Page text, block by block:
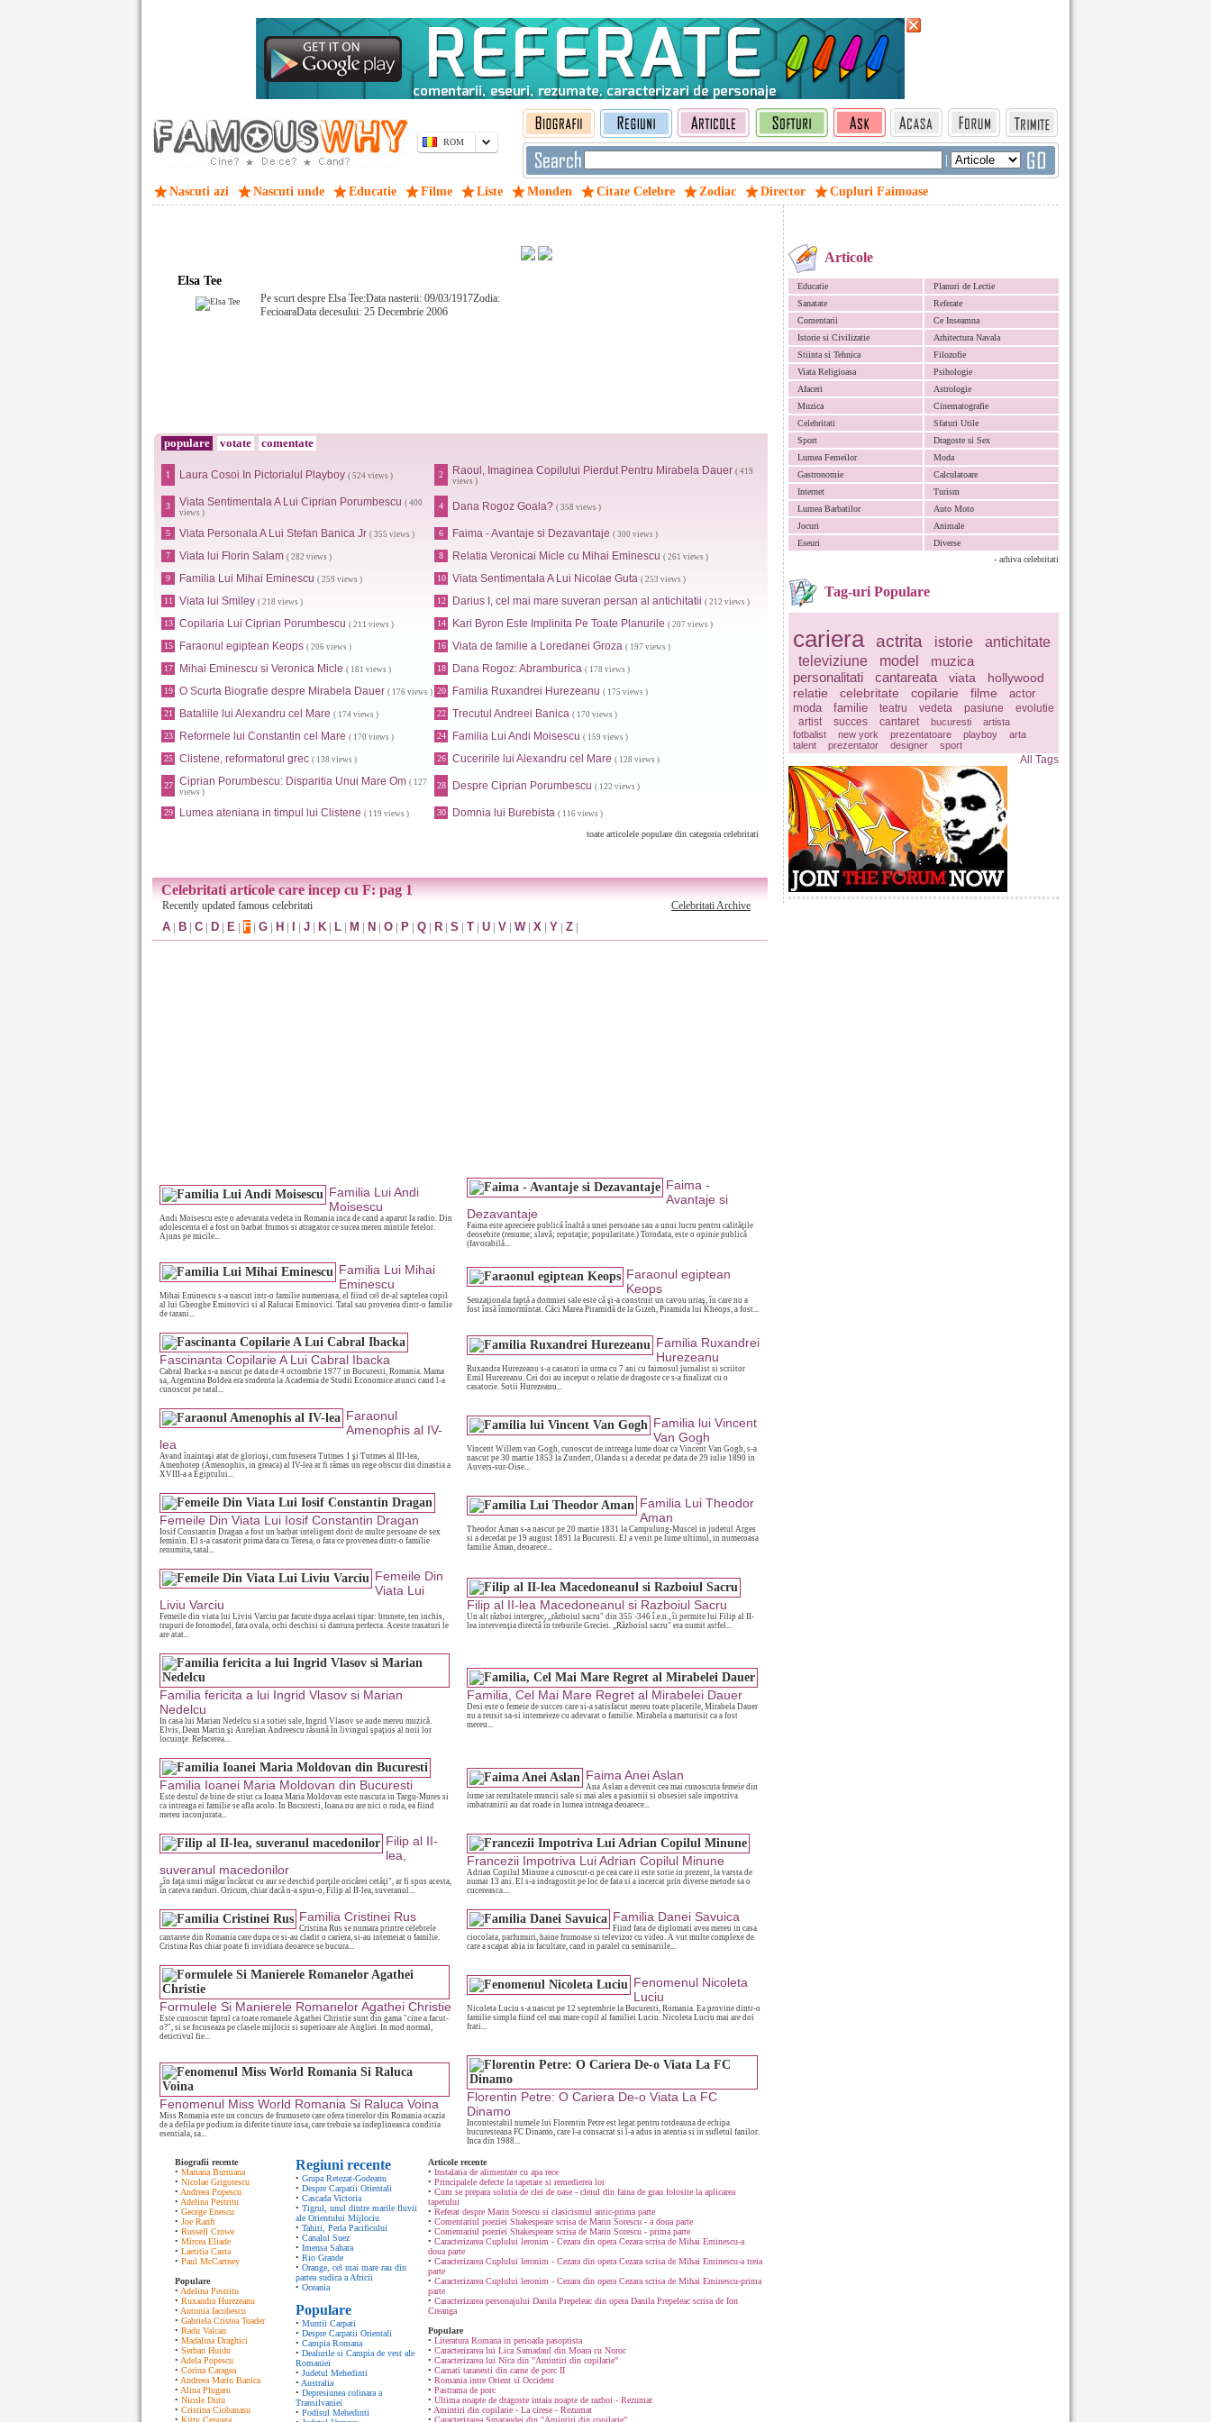
ROM
|
Nascuti azi Nascuti unde Educatie Filme Liste Monden Citate Celebre Zodiac Director Cupluri Faimoase
Articole
Educatie
Planuri de Lectie
Sanatate
Referate
Comentarii
Ce Inseamna
Istorie si Civilizatie
Arhitectura Navala
Stiinta si Tehnica
Filozofie
Viata Religioasa
Psihologie
Afaceri
Astrologie
Muzica
Cinematografie
Celebritati
Sfaturi Utile
Sport
Dragoste si Sex
Lumea Femeilor
Moda
Gastronomie
Calculatoare
Internet
Turism
Lumea Barbatilor
Auto Moto
Jocuri
Animale
Eseuri
Diverse
- arhiva celebritati
Tag-uri Populare
cariera actrita istorie
antichitate
televiziune
model
muzica
personalitati
cantareata viata
hollywood
relatie
celebritate copilarie filme
actor
moda
familie teatru vedeta pasiune
evolutie
artist
succes cantaret bucuresti
artista
fotbalist
new york prezentatoare playboy
arta
talent
prezentator designer sport
All Tags
Elsa Tee
Pe scurt despre Elsa Tee:Data nasterii: 09/03/1917Zodia:
FecioaraData decesului: 25 Decembrie 2006
populare votate comentate
1 Laura Cosoi In Pictorialul Playboy ( 524 views ) 2 Raoul, Imaginea Copilului Pierdut Pentru Mirabela Dauer ( 419
views )
3 Viata Sentimentala A Lui Ciprian Porumbescu ( 400
views )
4 Dana Rogoz Goala? ( 358 views )
5 Viata Personala A Lui Stefan Banica Jr ( 355 views ) 6 Faima - Avantaje si Dezavantaje ( 300 views )
7 Viata lui Florin Salam ( 282 views ) 8 Relatia Veronicai Micle cu Mihai Eminescu ( 261 views )
9 Familia Lui Mihai Eminescu ( 259 views ) 10 Viata Sentimentala A Lui Nicolae Guta ( 253 views )
11 Viata lui Smiley ( 218 views ) 12 Darius I, cel mai mare suveran persan al antichitatii ( 212 views )
13 Copilaria Lui Ciprian Porumbescu ( 211 views ) 14 Kari Byron Este Implinita Pe Toate Planurile ( 207 views )
15 Faraonul egiptean Keops ( 206 views ) 16 Viata de familie a Loredanei Groza ( 197 views )
17 Mihai Eminescu si Veronica Micle ( 181 views ) 18 Dana Rogoz: Abramburica ( 178 views )
19 O Scurta Biografie despre Mirabela Dauer ( 176 views ) 20 Familia Ruxandrei Hurezeanu ( 175 views )
21 Bataliile lui Alexandru cel Mare ( 174 views ) 22 Trecutul Andreei Banica ( 170 views )
23 Reformele lui Constantin cel Mare ( 170 views ) 24 Familia Lui Andi Moisescu ( 159 views )
25 Clistene, reformatorul grec ( 138 views ) 26 Cuceririle lui Alexandru cel Mare ( 128 views )
27 Ciprian Porumbescu: Disparitia Unui Mare Om ( 127
views )
28 Despre Ciprian Porumbescu ( 122 views )
29 Lumea ateniana in timpul lui Clistene ( 119 views ) 30 Domnia lui Burebista ( 116 views )
toate articolele populare din categoria celebritati
Celebritati articole care incep cu F: pag 1
Recently updated famous celebritati Celebritati Archive
A | B | C | D | E | F | G | H | | J | K | L | M | N | O | P | Q | R | S | T | U | V | W| X | Y | Z |
Familia Lui Andi
Moisescu
Andi Moisescu este o adevarata vedeta in Romania inca de cand a aparut la radio. Din
adolescenta el a fost un barbat frumos si atragator ce sucea mereu mintile fetelor.
Ajuns pe micile...
Faima -
Avantaje si
Dezavantaje
Faima este apreciere publică înaltă a unei persoane sau a unui lucru pentru calităţile
deosebite (renume; slavă; reputaţie; popularitate.) Totodata, este o opinie publică
(favorabilă...
Familia Lui Mihai
Eminescu
Mihai Eminescu s-a nascut intr-o familie numeroasa, el fiind cel de-al saptelea copil
al lui Gheoghe Eminovici si al Ralucai Eminovici. Tatal sau provenea dintr-o familie
de tarani...
Faraonul egiptean
Keops
Senzaţionala faptă a domniei sale este că şi-a construit un cavou uriaş, în care nu a
fost însă înmormîntat. Căci Marea Piramidă de la Gizeh, Piramida lui Kheops, a fost...
Fascinanta Copilarie A Lui Cabral Ibacka
Cabral Ibacka s-a nascut pe data de 4 octombrie 1977 in Bucuresti, Romania. Mama
sa, Argentina Boldea era studenta la Academia de Studii Economice atunci cand l-a
cunoscut pe tatal...
Familia Ruxandrei
Hurezeanu
Ruxandra Hurezeanu s-a casatori in urma cu 7 ani cu faimosul jurnalist si scriitor
Emil Hurezeanu. Cei doi au inceput o relatie de dragoste ce s-a finalizat cu o
casatorie. Sotii Hurezeanu...
Faraonul
Amenophis al IV-
lea
Avand înaintaşi atat de glorioşi, cum fusesera Tutmes 1 şi Tutmes al IlI-lea,
Amenhotep (Amenophis, in greaca) al IV-lea ar fi rămas un rege obscur din dinastia a
XVIII-a a Egiptului...
Familia lui Vincent
Van Gogh
Vincent Willem van Gogh, cunoscut de intreaga lume doar ca Vincent Van Gogh, s-a
nascut pe 30 martie 1853 la Zundert, Olanda si a decedat pe data de 29 iulie 1890 in
Auvers-sur-Oise...
Femeile Din Viata Lui Iosif Constantin Dragan
Iosif Constantin Dragan a fost un barbat inteligent dorit de multe persoane de sex
feminin. El s-a casatorit prima data cu Teresa, o fata ce provenea dintr-o familie
renumita, tatal...
Familia Lui Theodor
Aman
Theodor Aman s-a nascut pe 20 martie 1831 la Campulung-Muscel in judetul Arges
si a decedat pe 19 august 1891 la Bucuresti. El a venit pe lume ultimul, in numeroasa
familie Aman, deoarece...
Femeile Din
Viata Lui
Liviu Varciu
Femeile din viata lui Liviu Varciu par facute dupa acelasi tipar: brunete, ten inchis,
trupuri de fotomodel, fata ovala, ochi deschisi si dantura perfecta. Aceste trasaturi le
are atat...
Filip al II-lea Macedoneanul si Razboiul Sacru
Un alt război intergrec, „războiul sacru" din 355 -346 î.e.n., îi permite lui Filip al II-
lea intervenţia directă în treburile Greciei. „Războiul sacru" era numit astfel...
Familia fericita a lui Ingrid Vlasov si Marian
Nedelcu
In casa lui Marian Nedelcu si a sotiei sale, Ingrid Vlasov se aude mereu muzică.
Elvis, Dean Martin şi Aurelian Andreescu răsună în livingul spaţios al noii lor
locuinţe. Refacerea...
Familia, Cel Mai Mare Regret al Mirabelei Dauer
Desi este o femeie de succes care si-a satisfacut mereu toate placerile, Mirabela Dauer
nu a reusit sa-si intemeieze cu adevarat o familie. Mirabela a marturisit ca a fost
mereu...
Familia Ioanei Maria Moldovan din Bucuresti
Este destul de bine de stiut ca Ioana Maria Moldovan este nascuta in Targu-Mures si
ca intreaga ei familie se afla acolo. In Bucuresti, Ioana nu are nici o ruda, ea fiind
mereu inconjurata...
Faima Anei Aslan
Ana Aslan a devenit cea mai cunoscuta femeie din
lume iar rezultatele muncii sale si mai ales a pasiunii si obsesiei sale impotriva
imbatranirii au dat roade in lumea intreaga deoarece...
Filip al II-
lea,
suveranul macedonilor
„în faţa unui măgar încărcat cu aur se deschid porţile oricărei cetăţi", ar fi spus acesta,
în cateva randuri. Oricum, chiar dacă n-a spus-o, Filip al II-lea, suveranul...
Francezii Impotriva Lui Adrian Copilul Minune
Adrian Copilul Minune a cunoscut-o pe cea care ii este sotie in prezent, la varsta de
numai 13 ani. El s-a indragostit pe loc de fata si a incercat prin diverse metode sa o
cucereasca....
Familia Cristinei Rus
Cristina Rus se numara printre celebrele
cantarete din Romania care dupa ce si-au cladit o cariera, si-au intemeiat o familie.
Cristina Rus chiar poate fi invidiata deoarece se bucura...
Familia Danei Savuica
Fiind fata de diplomati avea mereu in casa
ciocolata, parfumuri, haine frumoase si televizor cu video. A vut multe complexe de
care a scapat abia in facultate, cand in paralel cu seminariile...
Formulele Si Manierele Romanelor Agathei Christie
Este cunoscut faptul ca toate romanele Agathei Christie sunt din gama "cine a facut-
o?", si se focuseaza pe clasele mijlocii si superioare ale Angliei. In mod normal,
detictivul fie...
Fenomenul Nicoleta
Luciu
Nicoleta Luciu s-a nascut pe 12 septembrie la Bucuresti, Romania. Ea provine dintr-o
familie simpla fiind cel mai mare copil al familiei Luciu. Nicoleta Luciu mai are doi
frati...
Fenomenul Miss World Romania Si Raluca Voina
Miss Romania este un concurs de frumusete care ofera tinerelor din Romania ocazia
de a defila pe podium in diferite tinute insa, care trebuie sa indeplineasca conditia
esentiala, sa...
Florentin Petre: O Cariera De-o Viata La FC
Dinamo
Incontestabil numele lui Florentin Petre est legat pentru totdeauna de echipa
bucuresteana FC Dinamo, care l-a consacrat si l-a adus in atentia si in sufletul fanilor.
Inca din 1988...
Biografii recente
• Mariana Buruiana
• Nicolae Grigorescu
• Andreea Popescu
• Adelina Pestritu
• George Enescu
• Joe Ranft
• Russell Crowe
• Mircea Eliade
• Laetitia Casta
• Paul McCartney
Populare
• Adelina Pestritu
• Ruxandra Hurezeanu
• Antonia Iacobescu
• Gabriela Cristea Toader
• Radu Valcan
• Madalina Draghici
• Serban Huidu
• Adela Popescu
• Corina Caragea
• Andreea Marin Banica
• Alina Plugaru
• Nicole Dutu
• Cristina Ciobanasu
• Kitty Cepraga
Regiuni recente
• Grupa Retezat-Godeanu
• Despre Carpatii Orientali
• Cascada Victoria
• Tigrul, unul dintre marile fluvii
ale Orientului Mijlociu
• Tahiti, Perla Pacificului
• Canalul Suez
• Imensa Sahara
• Rio Grande
• Orange, cel mai mare rau din
partea sudica a Africii
• Oceania
Populare
• Muntii Carpati
• Despre Carpatii Orientali
• Campia Romana
• Dealurile si Campia de vest ale
Romaniei
• Judetul Mehedinti
• Australia
• Depresiunea colinara a
Transilvaniei
• Podisul Mehedinti
Articole recente
• Instalatia de alimentare cu apa rece
• Principalele defecte la tapetare si remedierea lor
• Cum se prepara solutia de clei de oase - cleiul din faina de grau folosite la aplicarea
tapetului
• Referat despre Marin Sorescu si clasicismul antic-prima parte
• Comentariul poeziei Shakespeare scrisa de Marin Sorescu - a doua parte
• Comentariul poeziei Shakespeare scrisa de Marin Sorescu - prima parte
• Caracterizarea Cuplului leronim - Cezara din opera Cezara scrisa de Mihai Eminescu-a
doua parte
• Caracterizarea Cuplului leronim - Cezara din opera Cezara scrisa de Mihai Eminescu-a treia
parte
• Caracterizarea Cuplului leronim - Cezara din opera Cezara scrisa de Mihai Eminescu-prima
parte
• Caracterizarea personajului Danila Prepeleac din opera Danila Prepeleac scrisa de Ion
Creanga
Populare
• Literatura Romana in perioada pasoptista
• Caracterizarea lui Lica Samadaul din Moara cu Noroc
• Caracterizarea lui Nica din "Amintiri din copilarie"
• Carnati taranesti din carne de porc II
• Romania intre Orient si Occident
• Pastrama de porc
• Ultima noapte de dragoste intaia noapte de razboi - Rezumat
• Amintiri din copilarie - La cirese - Rezumat
• Caracterizarea Smarandei din "Amintiri din copilarie"